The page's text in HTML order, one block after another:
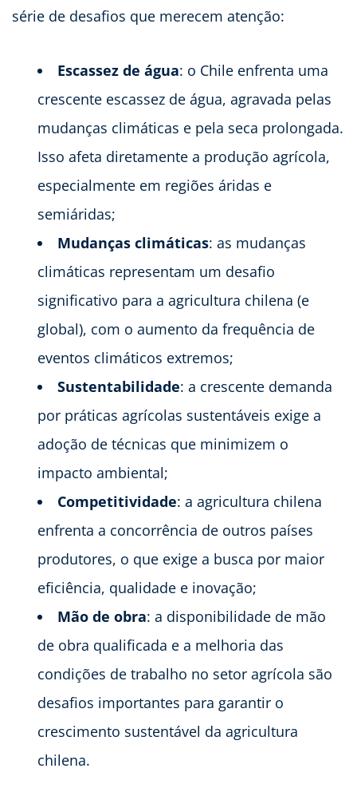
série de desafios que merecem atenção:
Escassez de água: o Chile enfrenta uma
crescente escassez de água, agravada pelas
mudanças climáticas e pela seca prolongada.
Isso afeta diretamente a produção agrícola,
especialmente em regiões áridas e
semiáridas;
Mudanças climáticas: as mudanças
climáticas representam um desafio
significativo para a agricultura chilena (e
global), com o aumento da frequência de
eventos climáticos extremos;
Sustentabilidade: a crescente demanda
por práticas agrícolas sustentáveis exige a
adoção de técnicas que minimizem o
impacto ambiental;
Competitividade: a agricultura chilena
enfrenta a concorrência de outros países
produtores, o que exige a busca por maior
eficiência, qualidade e inovação;
Mão de obra: a disponibilidade de mão
de obra qualificada e a melhoria das
condições de trabalho no setor agrícola são
desafios importantes para garantir o
crescimento sustentável da agricultura
chilena.